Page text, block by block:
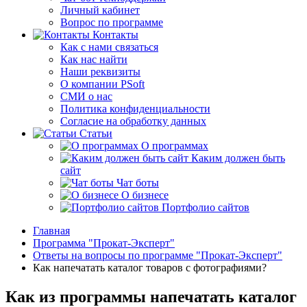
Личный кабинет
Вопрос по программе
Контакты
Как с нами связаться
Как нас найти
Наши реквизиты
О компании PSoft
СМИ о нас
Политика конфиденциальности
Согласие на обработку данных
Статьи
О программах
Каким должен быть
сайт
Чат боты
О бизнесе
Портфолио сайтов
Главная
Программа "Прокат-Эксперт"
Ответы на вопросы по программе "Прокат-Эксперт"
Как напечатать каталог товаров с фотографиями?
Как из программы напечатать каталог